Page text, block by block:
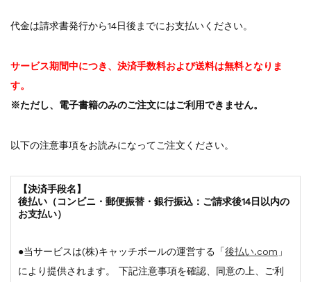
代金は請求書発行から14日後までにお支払いください。
サービス期間中につき、決済手数料および送料は無料となりま
す。
※ただし、電子書籍のみのご注文にはご利用できません。
以下の注意事項をお読みになってご注文ください。
【決済手段名】
後払い（コンビニ・郵便振替・銀行振込：ご請求後14日以内の
お支払い）
●当サービスは(株)キャッチボールの運営する「後払い.com 」
により提供されます。 下記注意事項を確認、同意の上、ご利